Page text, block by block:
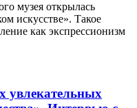
музея открылась
искусстве». Такое
как экспрессионизм
увлекательных